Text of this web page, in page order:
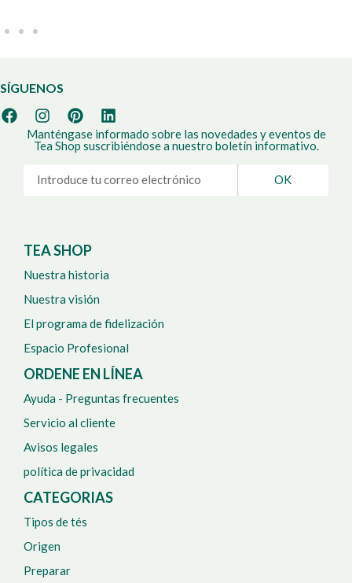
SÍGUENOS
Manténgase informado sobre las novedades y eventos de
Tea Shop suscribiéndose a nuestro boletín informativo.
OK
TEA SHOP
Nuestra historia
Nuestra visión
El programa de fidelización
Espacio Profesional
ORDENE EN LÍNEA
Ayuda - Preguntas frecuentes
Servicio al cliente
Avisos legales
política de privacidad
CATEGORIAS
Tipos de tés
Origen
Preparar